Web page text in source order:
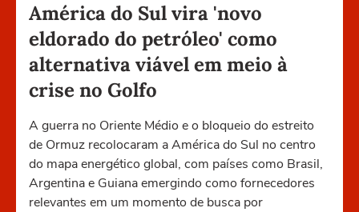
América do Sul vira 'novo
eldorado do petróleo' como
alternativa viável em meio à
crise no Golfo
A guerra no Oriente Médio e o bloqueio do estreito
de Ormuz recolocaram a América do Sul no centro
do mapa energético global, com países como Brasil,
Argentina e Guiana emergindo como fornecedores
relevantes em um momento de busca por